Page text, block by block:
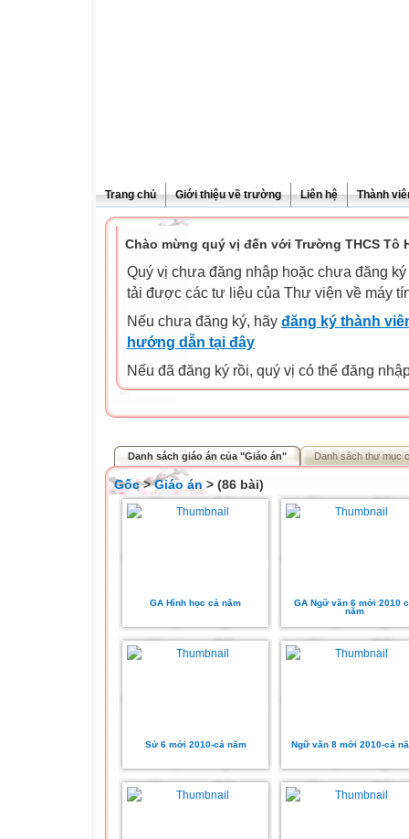
Trang chủ Giới thiệu về trường Liên hệ Thành
Chào mừng quý vị đến với Trường THCS Tô
Quý vị chưa đăng nhập hoặc chưa đăng
tải được các tư liệu của Thư viện về máy
Nếu chưa đăng ký, hãy đăng ký thành
hướng dẫn tại đây
Nếu đã đăng ký rồi, quý vị có thể đăng
Danh sách giáo án của "Giáo án" Danh sách thư mục
Gốc>Giáo án > (86 bài)
GA Hình học cả năm
GA Ngữ văn 6 mới 2010
năm
Sử 6 mới 2010-cả năm Ngữ văn 8 mới 2010-cả